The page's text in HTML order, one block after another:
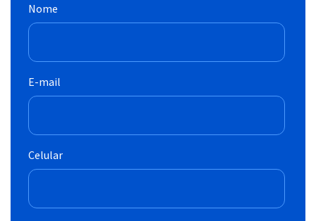
Nome
E-mail
Celular